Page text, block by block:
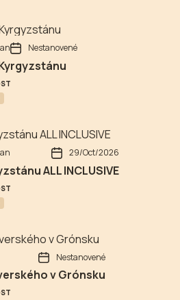
Nestanovené
29/Oct/2026
ALL INCLUSIVE
Nestanovené
v Grónsku